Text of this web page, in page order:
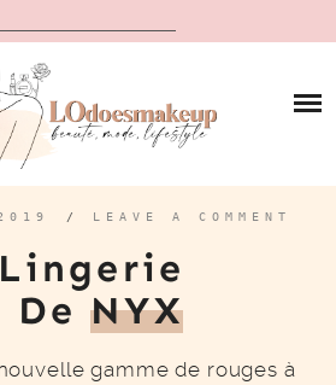
/ LEAVE A COMMENT
DeNYX
gamme de rouges à